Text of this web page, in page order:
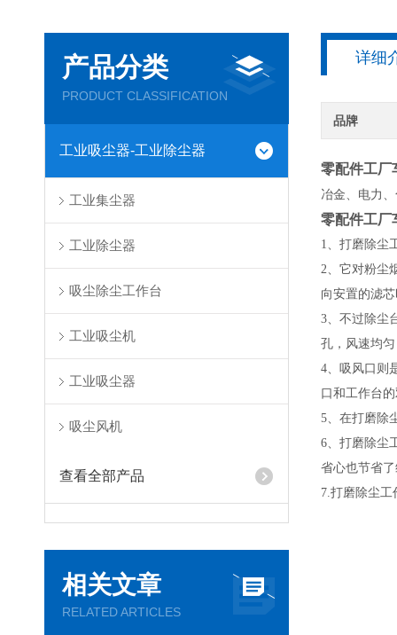
产品分类
PRODUCT CLASSIFICATION
工业吸尘器-工业除尘器
工业集尘器
工业除尘器
吸尘除尘工作台
工业吸尘机
工业吸尘器
吸尘风机
查看全部产品
相关文章
RELATED ARTICLES
详细
品牌
零配件工厂
冶金、电力
零配件工厂
1、打磨除尘
2、它对粉尘
向安置的滤
3、不过除尘
孔，风速均
4、吸风口则
口和工作台
5、在打磨除
6、打磨除尘
省心也节省
7.打磨除尘工